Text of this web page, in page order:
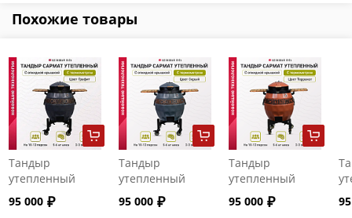
Похожие товары
Тандыр
утепленный
"Сармат" с
откидной
95 000
Тандыр
утепленный
"Сармат" с
откидной
95 000
Тандыр
утепленный
"Сармат" с
откидной
95 000